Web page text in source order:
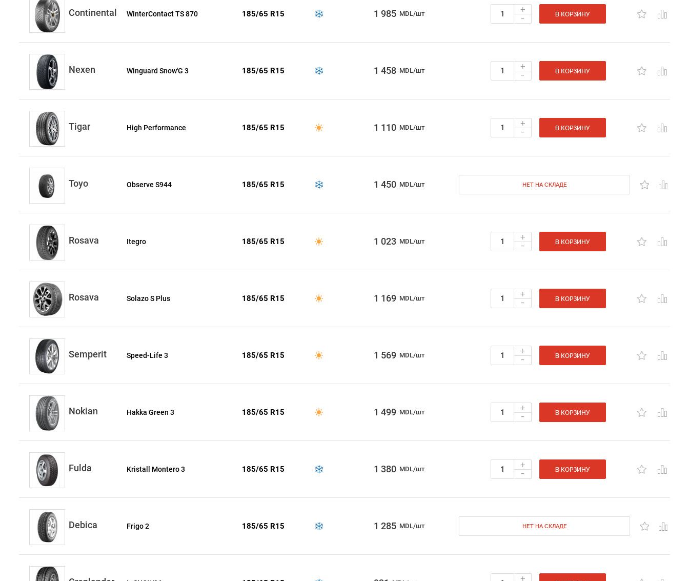
Continental WinterContact TS 870 185/65 R15 1 985 MDL/шт +
- В КОРЗИНУ
Nexen Winguard Snow'G 3 185/65 R15 1 458 MDL/шт +
- В КОРЗИНУ
Tigar High Performance 185/65 R15 1 110 MDL/шт +
- В КОРЗИНУ
Toyo Observe S944 185/65 R15 1 450 MDL/шт НЕТ НА СКЛАДЕ
Rosava Itegro 185/65 R15 1 023 MDL/шт +
- В КОРЗИНУ
Rosava Solazo S Plus 185/65 R15 1 169 MDL/шт +
- В КОРЗИНУ
Semperit Speed-Life 3 185/65 R15 1 569 MDL/шт +
- В КОРЗИНУ
Nokian Hakka Green 3 185/65 R15 1 499 MDL/шт +
- В КОРЗИНУ
Fulda Kristall Montero 3 185/65 R15 1 380 MDL/шт +
- В КОРЗИНУ
Debica Frigo 2 185/65 R15 1 285 MDL/шт НЕТ НА СКЛАДЕ
+